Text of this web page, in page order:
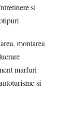
si
montarea
marfuri
si